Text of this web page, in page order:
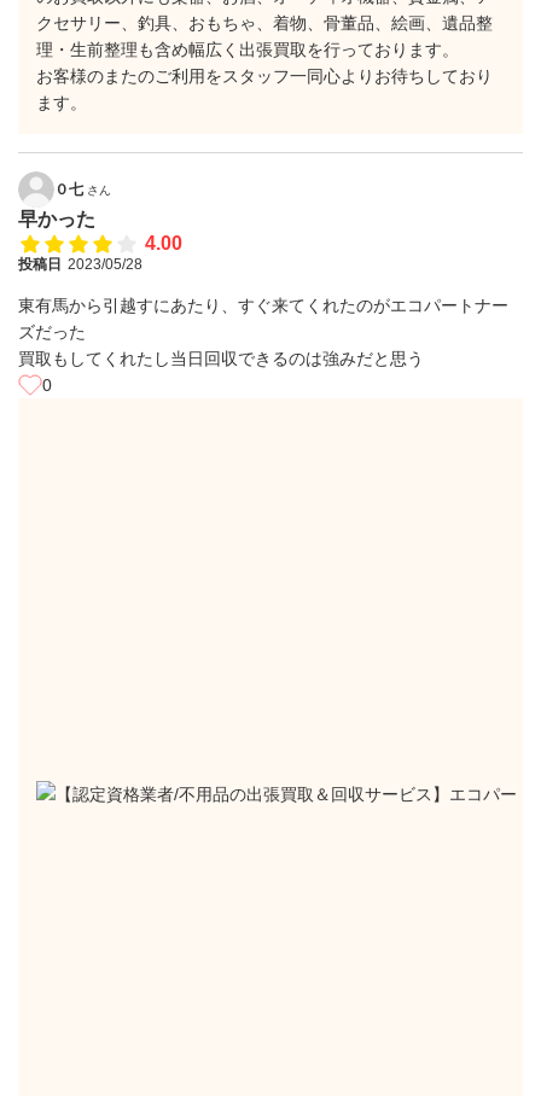
クセサリー、釣具、おもちゃ、着物、骨董品、絵画、遺品整
理・生前整理も含め幅広く出張買取を行っております。
お客様のまたのご利用をスタッフ一同心よりお待ちしており
ます。
０七 さん
早かった
4.00
投稿日 2023/05/28
東有馬から引越すにあたり、すぐ来てくれたのがエコパートナー
ズだった
買取もしてくれたし当日回収できるのは強みだと思う
0